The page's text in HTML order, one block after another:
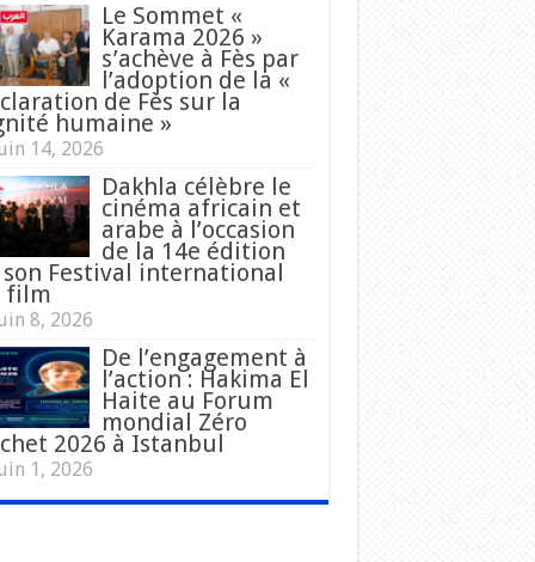
Le Sommet «
Karama 2026 »
s’achève à Fès par
l’adoption de la «
de Fès sur la
humaine »
14, 2026
Dakhla célèbre le
cinéma africain et
arabe à l’occasion
de la 14e édition
son Festival international
film
8, 2026
De l’engagement à
l’action : Hakima El
Haite au Forum
mondial Zéro
2026 à Istanbul
1, 2026